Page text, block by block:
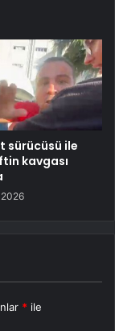
sürücüsü ile
kavgası
* ile